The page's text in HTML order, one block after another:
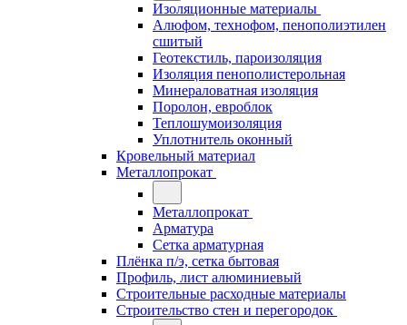
Изоляционные материалы
Алюфом, технофом, пенополиэтилен
сшитый
Геотекстиль, пароизоляция
Изоляция пенополистерольная
Минераловатная изоляция
Поролон, евроблок
Теплошумоизоляция
Уплотнитель оконный
Кровельный материал
Металлопрокат
Металлопрокат
Арматура
Сетка арматурная
Плёнка п/э, сетка бытовая
Профиль, лист алюминиевый
Строительные расходные материалы
Строительство стен и перегородок